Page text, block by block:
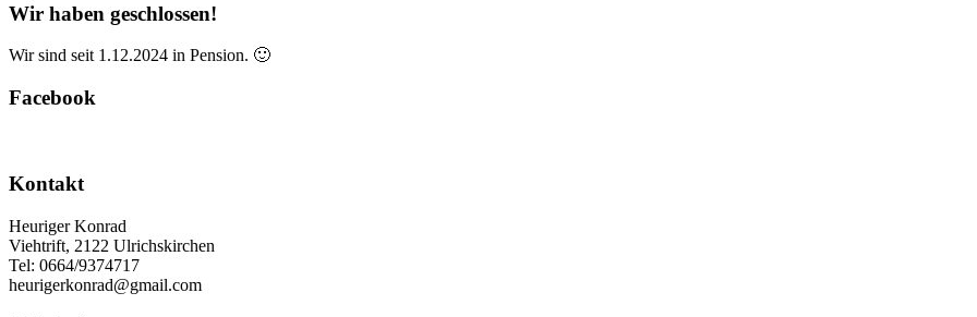
Wir haben geschlossen!
Wir sind seit 1.12.2024 in Pension. 🙂
Facebook
Kontakt
Heuriger Konrad
Viehtrift, 2122 Ulrichskirchen
Tel: 0664/9374717
heurigerkonrad@gmail.com